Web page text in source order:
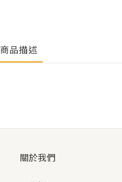
商品描述
關於我們